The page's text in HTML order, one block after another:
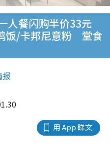
人餐闪购半价33元
饭/卡邦尼意粉 堂食
用 App 睇文